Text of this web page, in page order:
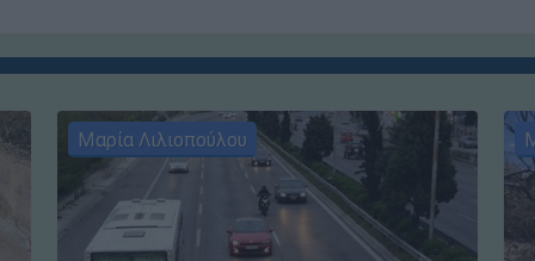
Μαρία Λιλιοπούλου